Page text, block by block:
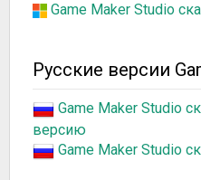
Game Maker Studio
Русские версии
Game Maker Studio
версию
Game Maker Studio